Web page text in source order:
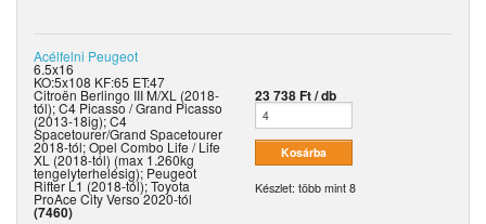
Acélfelni Peugeot
6.5x16
KO:5x108 KF:65 ET:47
Citroën Berlingo III M/XL (2018-
tól); C4 Picasso / Grand Picasso
(2013-18ig); C4
Spacetourer/Grand Spacetourer
2018-tól; Opel Combo Life / Life
XL (2018-tól) (max 1.260kg
tengelyterhelésig); Peugeot
Rifter L1 (2018-tól); Toyota
ProAce City Verso 2020-tól
(7460)
23 738 Ft / db
Készlet: több mint 8